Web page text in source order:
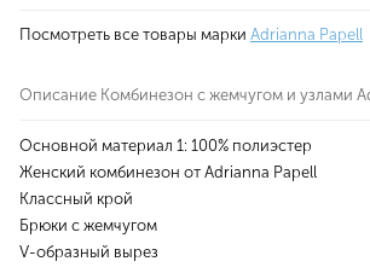
Посмотреть все товары марки Adrianna Papell
Описание Комбинезон с жемчугом и узлами
Основной материал 1: 100% полиэстер
Женский комбинезон от Adrianna Papell
Классный крой
Брюки с жемчугом
V-образный вырез